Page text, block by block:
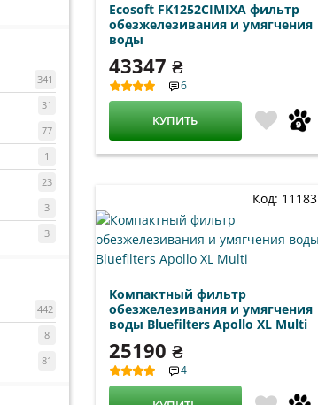
Ecosoft FK1252CIMIXA фильтр
обезжелезивания и умягчения
воды
43347 ₴
6
КУПИТЬ
Код: 11183
Компактный фильтр
обезжелезивания и умягчения
воды Bluefilters Apollo XL Multi
25190 ₴
4
341
31
77
1
23
3
3
442
8
81